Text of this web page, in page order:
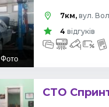
Фото
7км, вул.
4 відгуків
СТО